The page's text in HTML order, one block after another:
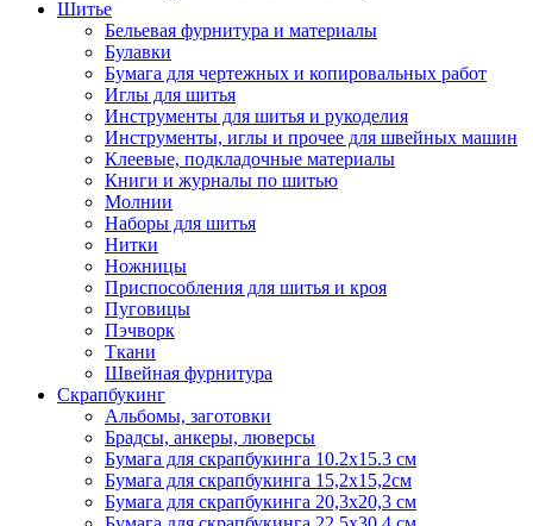
Шитье
Бельевая фурнитура и материалы
Булавки
Бумага для чертежных и копировальных работ
Иглы для шитья
Инструменты для шитья и рукоделия
Инструменты, иглы и прочее для швейных машин
Клеевые, подкладочные материалы
Книги и журналы по шитью
Молнии
Наборы для шитья
Нитки
Ножницы
Приспособления для шитья и кроя
Пуговицы
Пэчворк
Ткани
Швейная фурнитура
Скрапбукинг
Альбомы, заготовки
Брадсы, анкеры, люверсы
Бумага для скрапбукинга 10.2х15.3 см
Бумага для скрапбукинга 15,2х15,2см
Бумага для скрапбукинга 20,3х20,3 см